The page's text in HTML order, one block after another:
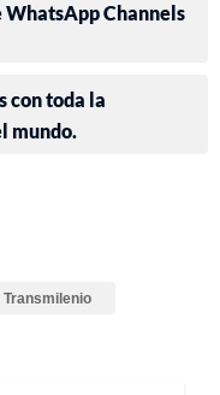
WhatsApp Channels
con toda la
mundo.
Transmilenio